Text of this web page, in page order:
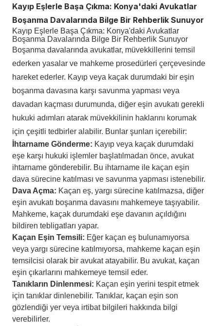
Kayıp Eşlerle Başa Çıkma: Konya'daki Avukatlar
Boşanma Davalarında Bilge Bir Rehberlik Sunuyor
Kayıp Eşlerle Başa Çıkma: Konya'daki Avukatlar
Boşanma Davalarında Bilge Bir Rehberlik Sunuyor
Boşanma davalarında avukatlar, müvekkillerini temsil
ederken yasalar ve mahkeme prosedürleri çerçevesinde
hareket ederler. Kayıp veya kaçak durumdaki bir eşin
boşanma davasına karşı savunma yapması veya
davadan kaçması durumunda, diğer eşin avukatı gerekli
hukuki adımları atarak müvekkilinin haklarını korumak
için çeşitli tedbirler alabilir. Bunlar şunları içerebilir:
İhtarname Gönderme: Kayıp veya kaçak durumdaki
eşe karşı hukuki işlemler başlatılmadan önce, avukat
ihtarname gönderebilir. Bu ihtarname ile kaçan eşin
dava sürecine katılması ve savunma yapması istenebilir.
Dava Açma: Kaçan eş, yargı sürecine katılmazsa, diğer
eşin avukatı boşanma davasını mahkemeye taşıyabilir.
Mahkeme, kaçak durumdaki eşe davanın açıldığını
bildiren tebligatları yapar.
Kaçan Eşin Temsili: Eğer kaçan eş bulunamıyorsa
veya yargı sürecine katılmıyorsa, mahkeme kaçan eşin
temsilcisi olarak bir avukat atayabilir. Bu avukat, kaçan
eşin çıkarlarını mahkemeye temsil eder.
Tanıkların Dinlenmesi: Kaçan eşin yerini tespit etmek
için tanıklar dinlenebilir. Tanıklar, kaçan eşin son
gözlendiği yer veya irtibat bilgileri hakkında bilgi
verebilirler.